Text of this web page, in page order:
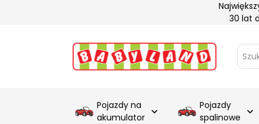
30 lat
Pojazdy na
akumulator 
Pojazdy
spalinowe 